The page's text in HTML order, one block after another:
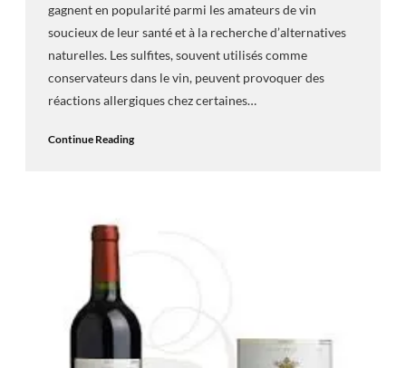
gagnent en popularité parmi les amateurs de vin
soucieux de leur santé et à la recherche d’alternatives
naturelles. Les sulfites, souvent utilisés comme
conservateurs dans le vin, peuvent provoquer des
réactions allergiques chez certaines…
Continue Reading